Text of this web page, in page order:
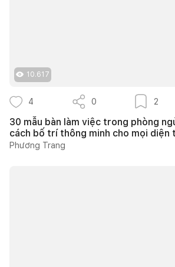
10.617
4 0 2
30 mẫu bàn làm việc trong phòng
cách bố trí thông minh cho mọi diện
Phương Trang